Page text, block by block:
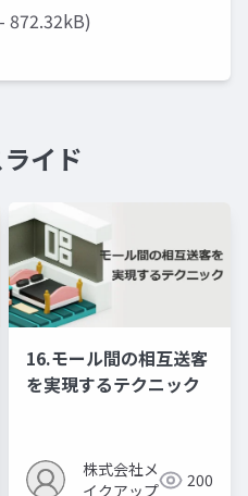
872.32kB)
イド
16.モール間の相互送客
を実現するテクニック
株式会社メ
イクアップ
200